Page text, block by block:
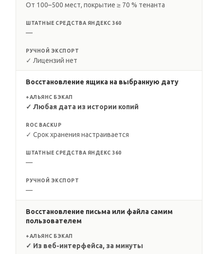
От 100–500 мест, покрытие ≥ 70 % тенанта
ШТАТНЫЕ СРЕДСТВА ЯНДЕКС 360
—
РУЧНОЙ ЭКСПОРТ
✓ Лицензий нет
Восстановление ящика на выбранную дату
+АЛЬЯНС БЭКАП
✓ Любая дата из истории копий
ROC BACKUP
✓ Срок хранения настраивается
ШТАТНЫЕ СРЕДСТВА ЯНДЕКС 360
—
РУЧНОЙ ЭКСПОРТ
—
Восстановление письма или файла самим
пользователем
+АЛЬЯНС БЭКАП
✓ Из веб-интерфейса, за минуты